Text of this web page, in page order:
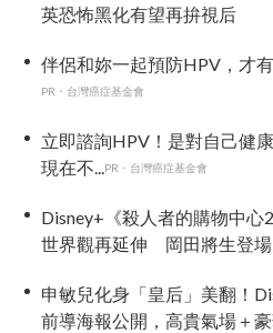
英恐怖黑化有望再拚視后
伴侶和妳一起預防HPV，才
PR・台灣癌症基金會
立即諮詢HPV！是對自己健
現在不...PR・台灣癌症基金會
Disney+《殺人者的購物中心
世界觀再延伸 岡田將生登場
申敏兒化身「皇后」美翻！
前導海報公開，高貴氣場＋